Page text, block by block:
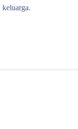
keluarga.